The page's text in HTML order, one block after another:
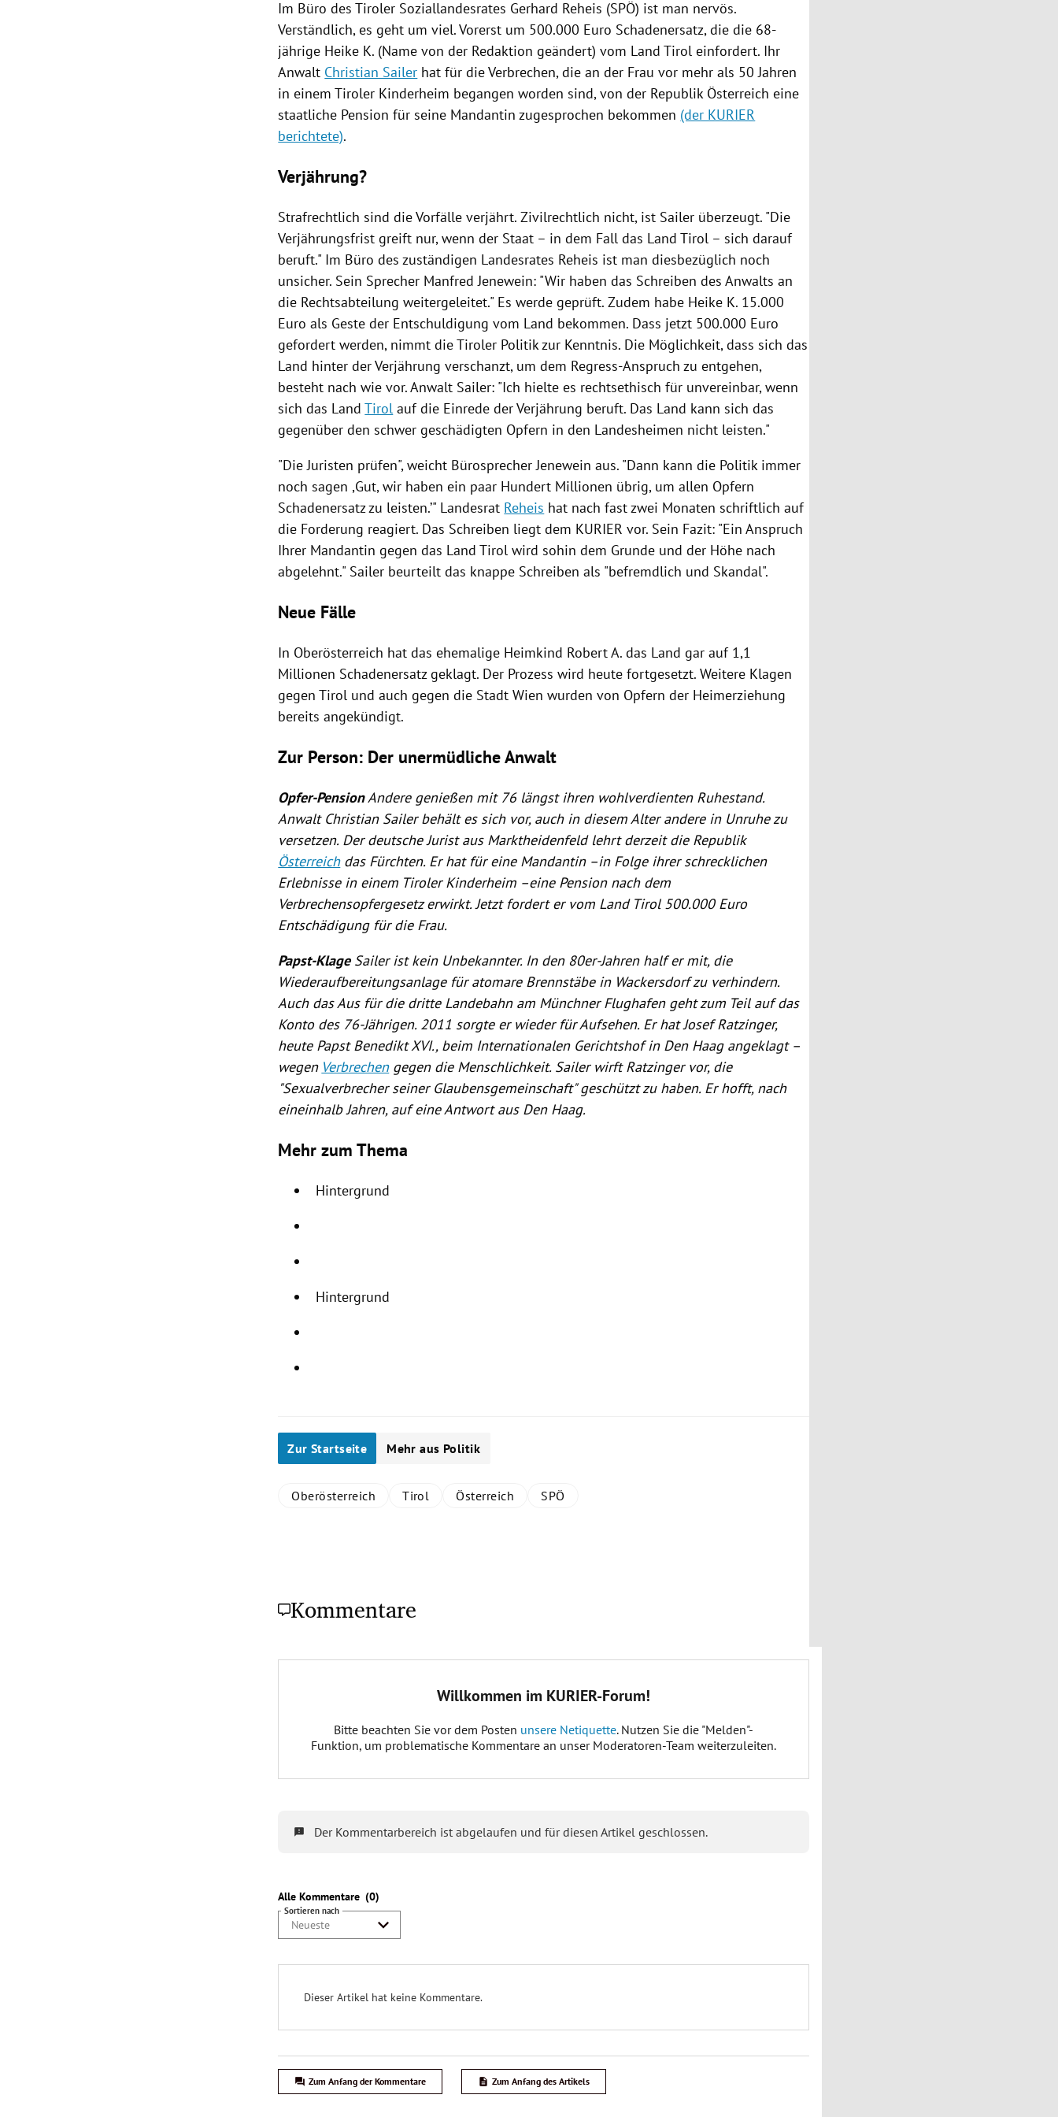
Im Büro des Tiroler Soziallandesrates Gerhard Reheis (SPÖ) ist man nervös.
Verständlich, es geht um viel. Vorerst um 500.000 Euro Schadenersatz, die die 68-
jährige Heike K. (Name von der Redaktion geändert) vom LandTirol einfordert. Ihr
Anwalt Christian Sailer hat für dieVerbrechen, die an der Frau vor mehr als 50 Jahren
in einem Tiroler Kinderheim begangen worden sind, von der Republik Österreich eine
staatliche Pension für seine Mandantin zugesprochen bekommen (der KURIER
berichtete).
Verjährung?
Strafrechtlich sind die Vorfälle verjährt. Zivilrechtlich nicht, ist Sailer überzeugt. "Die
Verjährungsfrist greift nur, wenn der Staat – in dem Fall das Land Tirol – sich darauf
beruft." Im Büro des zuständigen Landesrates Reheis ist man diesbezüglich noch
unsicher. Sein Sprecher Manfred Jenewein: "Wir haben das Schreiben des Anwalts an
die Rechtsabteilung weitergeleitet." Es werde geprüft. Zudem habe Heike K. 15.000
Euro als Geste der Entschuldigung vom Land bekommen. Dass jetzt 500.000 Euro
gefordert werden, nimmt die Tiroler Politik zur Kenntnis. Die Möglichkeit, dass sich das
Land hinter der Verjährung verschanzt, um dem Regress-Anspruch zu entgehen,
besteht nach wie vor. Anwalt Sailer: "Ich hielte es rechtsethisch für unvereinbar, wenn
sich das LandTirol auf die Einrede der Verjährung beruft. Das Land kann sich das
gegenüber den schwer geschädigten Opfern in den Landesheimen nicht leisten."
"Die Juristen prüfen", weicht BürosprecherJenewein aus. "Dann kann die Politik immer
noch sagen ,Gut, wir haben ein paar Hundert Millionen übrig, um allen Opfern
Schadenersatzzu leisten.’" Landesrat Reheis hat nach fast zwei Monaten schriftlich auf
die Forderung reagiert. Das Schreiben liegt dem KURIER vor. Sein Fazit: "Ein Anspruch
Ihrer Mandantin gegen das LandTirol wird sohin dem Grunde und der Höhe nach
abgelehnt." Sailer beurteilt das knappe Schreiben als "befremdlich und Skandal".
Neue Fälle
In Oberösterreich hat das ehemalige Heimkind Robert A. das Land gar auf 1,1
Millionen Schadenersatzgeklagt. Der Prozess wird heute fortgesetzt. Weitere Klagen
gegenTirol und auch gegen die StadtWien wurden von Opfern der Heimerziehung
bereits angekündigt.
Zur Person: Der unermüdliche Anwalt
Opfer-PensionAndere genießen mit 76 längst ihren wohlverdienten Ruhestand.
Anwalt Christian Sailerbehält es sich vor, auch in diesem Alter andere in Unruhe zu
versetzen. Der deutsche Jurist aus Marktheidenfeldlehrt derzeit die Republik
Österreichdas Fürchten. Er hat für eine Mandantin –in Folge ihrer schrecklichen
Erlebnisse in einem Tiroler Kinderheim –eine Pension nach dem
Verbrechensopfergesetz erwirkt. Jetzt fordert er vom Land Tirol500.000 Euro
Entschädigung für die Frau.
Papst-Klage Sailerist kein Unbekannter. In den 80er-Jahren half er mit, die
Wiederaufbereitungsanlage für atomare Brennstäbe in Wackersdorfzu verhindern.
Auch das Aus für die dritte Landebahn am Münchner Flughafen geht zum Teil auf das
Konto des 76-Jährigen. 2011 sorgte er wieder für Aufsehen. Er hatJosef Ratzinger,
heute PapstBenedikt XVI., beim Internationalen Gerichtshofin Den Haagangeklagt –
wegen Verbrechengegen die Menschlichkeit. SailerwirftRatzingervor, die
"Sexualverbrecher seiner Glaubensgemeinschaft" geschützt zu haben. Er hofft, nach
eineinhalb Jahren, auf eine Antwort aus Den Haag.
Mehr zum Thema
Hintergrund
Hintergrund
Zur Startseite Mehr aus Politik
Oberösterreich Tirol Österreich SPÖ
Kommentare